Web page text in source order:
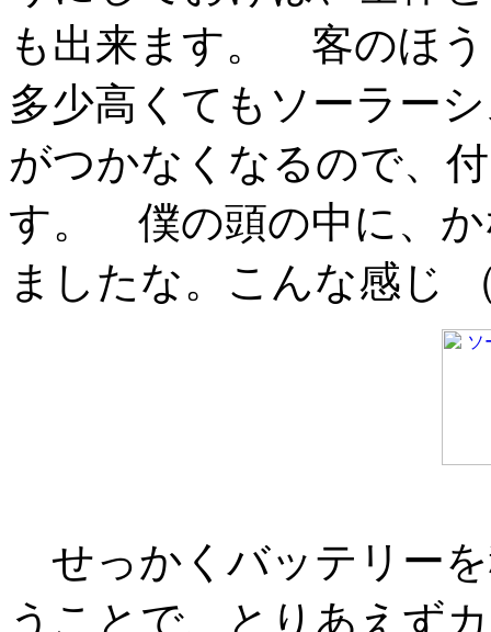
も出来ます。 客のほう
多少高くてもソーラー
がつかなくなるので、
す。 僕の頭の中に、か
ましたな。こんな感じ
せっかくバッテリー
うことで、とりあえず